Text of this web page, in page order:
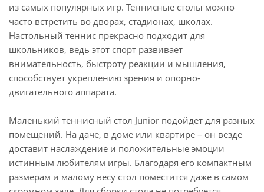
из самых популярных игр. Теннисные столы можно
часто встретить во дворах, стадионах, школах.
Настольный теннис прекрасно подходит для
школьников, ведь этот спорт развивает
внимательность, быстроту реакции и мышления,
способствует укреплению зрения и опорно-
двигательного аппарата.
Маленький теннисный стол Junior подойдет для разных
помещений. На даче, в доме или квартире – он везде
доставит наслаждение и положительные эмоции
истинным любителям игры. Благодаря его компактным
размерам и малому весу стол поместится даже в самом